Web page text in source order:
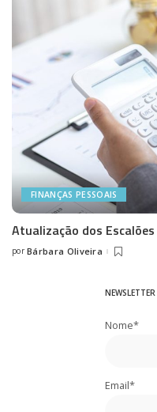
FINANÇAS PESSOAIS
Atualização dos
Posted
por Bárbara Oliveira
NEWSLETTER
Nome*
Email*